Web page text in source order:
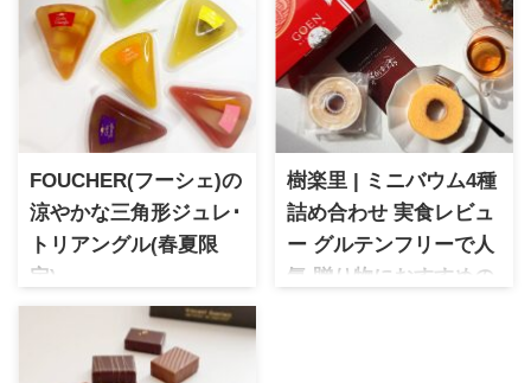
FOUCHER(フーシェ)の
涼やかな三角形ジュレ･
トリアングル(春夏限
定)
創業200年を迎える老舗ブラン
ドFOUCHER(フーシェ)。春夏
限定で販売される涼やかなゼ
樹楽里 | ミニバウム4種
詰め合わせ 実食レビュ
ー グルテンフリーで人
気 贈り物におすすめの